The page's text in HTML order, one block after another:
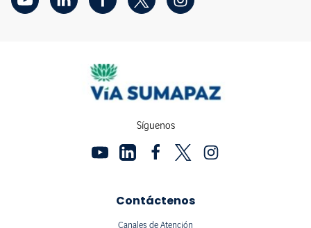
Síguenos
Contáctenos
Canales de Atención